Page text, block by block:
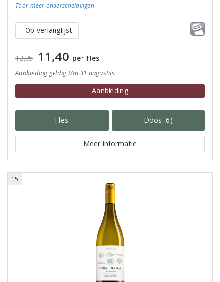
Toon meer onderscheidingen
Op verlanglijst
12,95 11,40 per fles
Aanbieding geldig t/m 31 augustus
Aanbieding
Fles Doos (6)
Meer informatie
15